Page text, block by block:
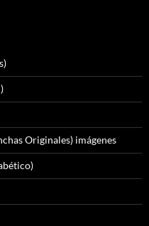
Originales) imágenes